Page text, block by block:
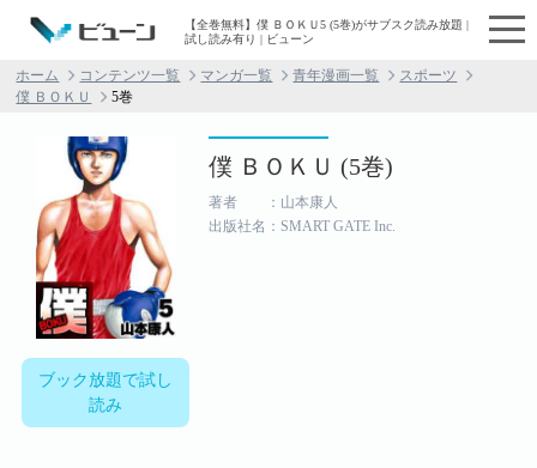
【全巻無料】僕 ＢＯＫＵ5 (5巻)がサブスク読み放題 |
試し読み有り | ビューン
ホーム コンテンツ一覧 マンガ一覧 青年漫画一覧
スポーツ
僕 ＢＯＫＵ
5巻
ブック放題で試し
読み
僕 ＢＯＫＵ (5巻)
著者 ：山本康人
出版社名：SMART GATE Inc.